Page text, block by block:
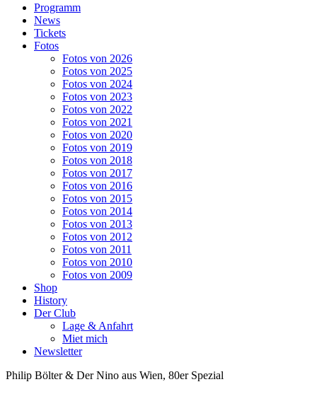
Programm
News
Tickets
Fotos
Fotos von 2026
Fotos von 2025
Fotos von 2024
Fotos von 2023
Fotos von 2022
Fotos von 2021
Fotos von 2020
Fotos von 2019
Fotos von 2018
Fotos von 2017
Fotos von 2016
Fotos von 2015
Fotos von 2014
Fotos von 2013
Fotos von 2012
Fotos von 2011
Fotos von 2010
Fotos von 2009
Shop
History
Der Club
Lage & Anfahrt
Miet mich
Newsletter
Philip Bölter & Der Nino aus Wien, 80er Spezial